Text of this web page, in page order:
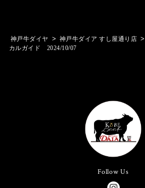
神戸牛ダイヤ > 神戸牛ダイア すし屋通り店 >
カルガイド 2024/10/07
Follow Us